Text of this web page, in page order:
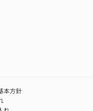
に
バイザー（営業職）
本方針